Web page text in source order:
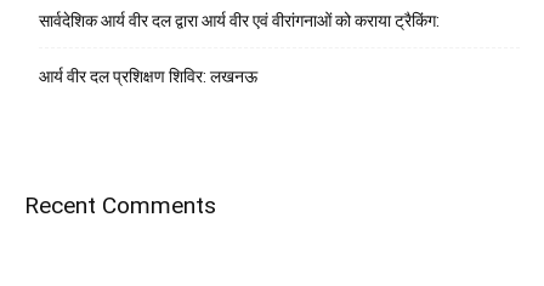
सार्वदेशिक आर्य वीर दल द्वारा आर्य वीर एवं वीरांगनाओं को कराया ट्रैकिंग:
आर्य वीर दल प्रशिक्षण शिविर: लखनऊ
Recent Comments